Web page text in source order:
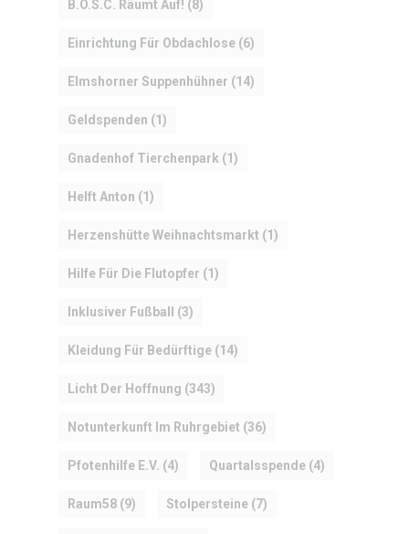
B.O.S.C. Räumt Auf! (8)
Einrichtung Für Obdachlose (6)
Elmshorner Suppenhühner (14)
Geldspenden (1)
Gnadenhof Tierchenpark (1)
Helft Anton (1)
Herzenshütte Weihnachtsmarkt (1)
Hilfe Für Die Flutopfer (1)
Inklusiver Fußball (3)
Kleidung Für Bedürftige (14)
Licht Der Hoffnung (343)
Notunterkunft Im Ruhrgebiet (36)
Pfotenhilfe E.V. (4) Quartalsspende (4)
Raum58 (9) Stolpersteine (7)
HOME